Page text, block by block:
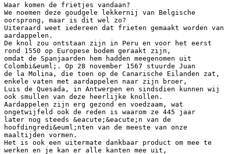
Waar komen de frietjes vandaan?
We noemen deze goudgele lekkernij van Belgische
oorsprong, maar is dit wel zo?
Uiteraard weet iedereen dat frieten gemaakt worden van
aardappelen.
De knol zou ontstaan zijn in Peru en voor het eerst
rond 1550 op Europese bodem geraakt zijn,
omdat de Spanjaarden hem hadden meegenomen uit
Colombi&euml;. Op 28 november 1567 stuurde Juan
de la Molina, die toen op de Canarische Eilanden zat,
enkele vaten met aardappelen naar zijn broer,
Luis de Quesada, in Antwerpen en sindsdien kunnen wij
ook smullen van deze heerlijke knollen.
Aardappelen zijn erg gezond en voedzaam, wat
ongetwijfeld ook de reden is waarom ze 445 jaar
later nog steeds &eacute;&eacute;n van de
hoofdingredi&euml;nten van de meeste van onze
maaltijden vormen.
Het is ook een uitermate dankbaar product om mee te
werken en je kan er alle kanten mee uit,